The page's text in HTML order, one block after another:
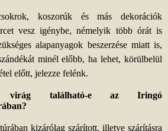
koszorúk és más dekorációk
vesz igénybe, némelyik több órát is
alapanyagok beszerzése miatt is,
minél előbb, ha lehet, körülbelül
előtt, jelezze felénk.
virág található-e az Iringó
kizárólag szárított, illetve szárításra